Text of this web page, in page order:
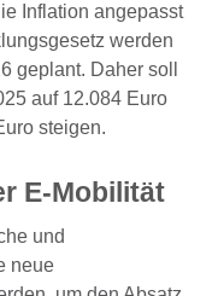
Inflation angepasst
werden
geplant. Daher soll
auf 12.084 Euro
steigen.
E-Mobilität
und
neue